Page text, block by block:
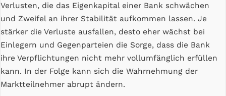
Verlusten, die das Eigenkapital einer Bank schwächen
und Zweifel an ihrer Stabilität aufkommen lassen. Je
stärker die Verluste ausfallen, desto eher wächst bei
Einlegern und Gegenparteien die Sorge, dass die Bank
ihre Verpflichtungen nicht mehr vollumfänglich erfüllen
kann. In der Folge kann sich die Wahrnehmung der
Marktteilnehmer abrupt ändern.